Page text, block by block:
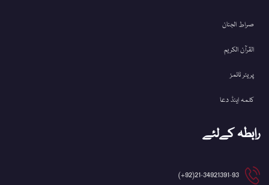
صراط الجنان
القرآن الکریم
پریئر ٹائمز
کلمہ اینڈ دعا
رابطہ کےلئے
21-34921391-93(92+)